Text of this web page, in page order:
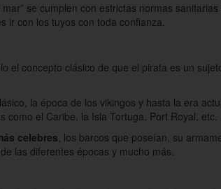
se cumplen con estrictas normas
ir con los tuyos con toda confianza.
el concepto clásico de que el pirata es un
la época de los vikingos y hasta la era
el Caribe, la Isla Tortuga, Port Royal, etc.
celebres, los barcos que poseían, su
las diferentes épocas y mucho más.